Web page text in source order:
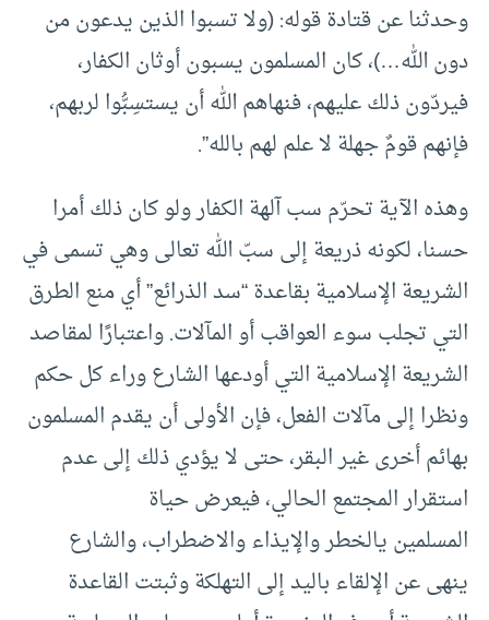
وحدثنا عن قتادة قوله: (ولا تسبوا الذين يدعون من
دون الله…)، كان المسلمون يسبون أوثان الكفار،
فيردّون ذلك عليهم، فنهاهم الله أن يستسِبُّوا لربهم،
فإنهم قومٌ جهلة لا علم لهم بالله”.
وهذه الآية تحرّم سب آلهة الكفار ولو كان ذلك أمرا
حسنا، لكونه ذريعة إلى سبّ الله تعالى وهي تسمى في
الشريعة الإسلامية بقاعدة “سد الذرائع” أي منع الطرق
التي تجلب سوء العواقب أو المآلات. واعتبارًا لمقاصد
الشريعة الإسلامية التي أودعها الشارع وراء كل حكم
ونظرا إلى مآلات الفعل، فإن الأولى أن يقدم المسلمون
بهائم أخرى غير البقر، حتى لا يؤدي ذلك إلى عدم
استقرار المجتمع الحالي، فيعرض حياة
المسلمين يالخطر والإيذاء والاضطراب، والشارع
ينهى عن الإلقاء باليد إلى التهلكة وثبتت القاعدة